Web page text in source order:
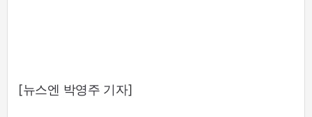
[뉴스엔 박영주 기자]